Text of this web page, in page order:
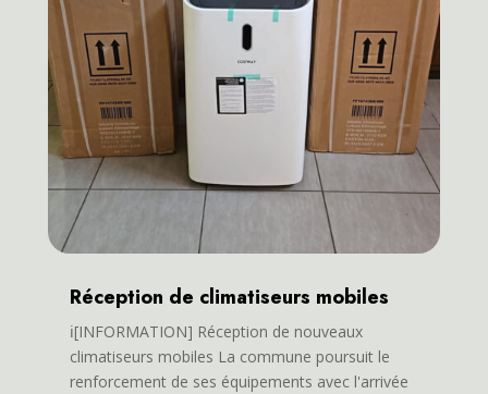
Réception de climatiseurs mobiles
ℹ️[INFORMATION] Réception de nouveaux
climatiseurs mobiles La commune poursuit le
renforcement de ses équipements avec l'arrivée